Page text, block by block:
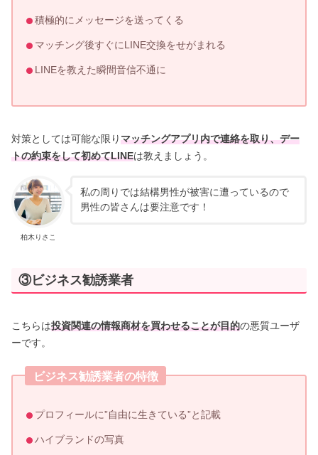
積極的にメッセージを送ってくる
マッチング後すぐにLINE交換をせがまれる
LINEを教えた瞬間音信不通に
対策としては可能な限りマッチングアプリ内で連絡を取り、デー
トの約束をして初めてLINEは教えましょう。
柏木りさこ
私の周りでは結構男性が被害に遭っているので
男性の皆さんは要注意です！
③ビジネス勧誘業者
こちらは投資関連の情報商材を買わせることが目的の悪質ユーザ
ーです。
ビジネス勧誘業者の特徴
プロフィールに”自由に生きている”と記載
ハイブランドの写真